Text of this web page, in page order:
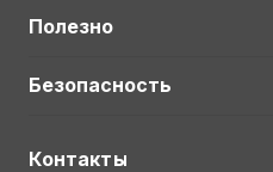
Полезно
Безопасность
Контакты